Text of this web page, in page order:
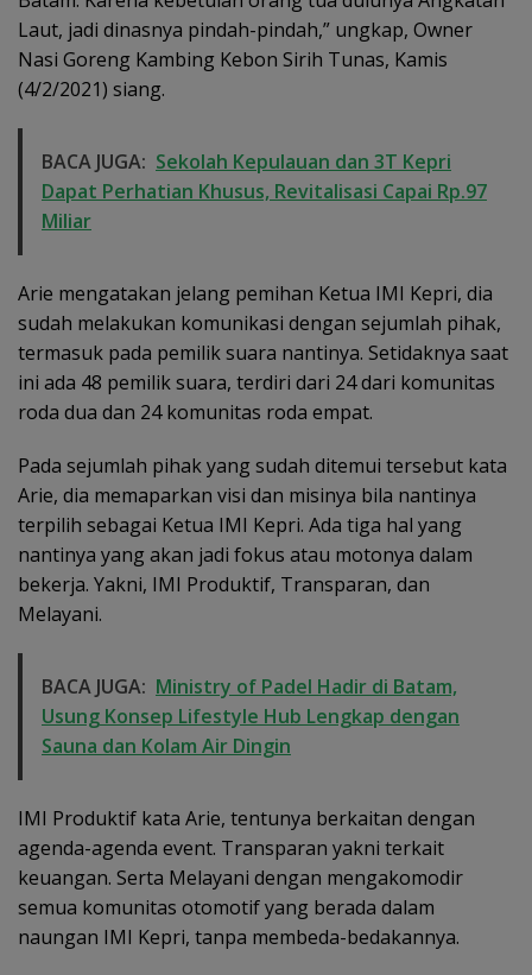
Laut, jadi dinasnya pindah-pindah,” ungkap, Owner
Nasi Goreng Kambing Kebon Sirih Tunas, Kamis
(4/2/2021) siang.
BACA JUGA: Sekolah Kepulauan dan 3T Kepri
Dapat Perhatian Khusus, Revitalisasi Capai Rp.97
Miliar
Arie mengatakan jelang pemihan Ketua IMI Kepri, dia
sudah melakukan komunikasi dengan sejumlah pihak,
termasuk pada pemilik suara nantinya. Setidaknya saat
ini ada 48 pemilik suara, terdiri dari 24 dari komunitas
roda dua dan 24 komunitas roda empat.
Pada sejumlah pihak yang sudah ditemui tersebut kata
Arie, dia memaparkan visi dan misinya bila nantinya
terpilih sebagai Ketua IMI Kepri. Ada tiga hal yang
nantinya yang akan jadi fokus atau motonya dalam
bekerja. Yakni, IMI Produktif, Transparan, dan
Melayani.
BACA JUGA: Ministry of Padel Hadir di Batam,
Usung Konsep Lifestyle Hub Lengkap dengan
Sauna dan Kolam Air Dingin
IMI Produktif kata Arie, tentunya berkaitan dengan
agenda-agenda event. Transparan yakni terkait
keuangan. Serta Melayani dengan mengakomodir
semua komunitas otomotif yang berada dalam
naungan IMI Kepri, tanpa membeda-bedakannya.